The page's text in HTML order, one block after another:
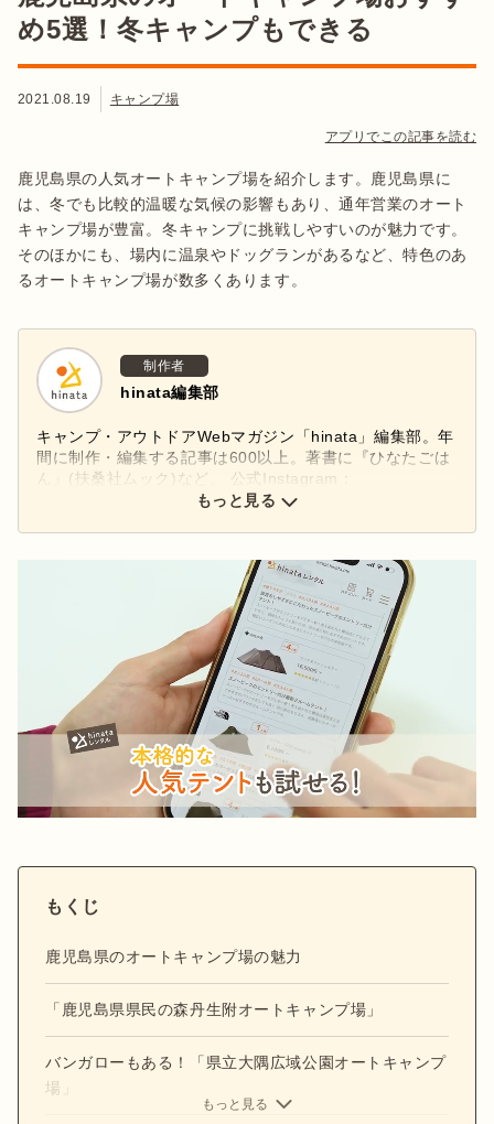
め5選！冬キャンプもできる
2021.08.19 キャンプ場
アプリでこの記事を読む
鹿児島県の人気オートキャンプ場を紹介します。鹿児島県に
は、冬でも比較的温暖な気候の影響もあり、通年営業のオート
キャンプ場が豊富。冬キャンプに挑戦しやすいのが魅力です。
そのほかにも、場内に温泉やドッグランがあるなど、特色のあ
るオートキャンプ場が数多くあります。
制作者
hinata編集部
キャンプ・アウトドアWebマガジン「hinata」編集部。年
間に制作・編集する記事は600以上。著書に『ひなたごは
ん』(扶桑社ムック)など。 公式Instagram：
もっと見る
もくじ
鹿児島県のオートキャンプ場の魅力
「鹿児島県県民の森丹生附オートキャンプ場」
バンガローもある！「県立大隅広域公園オートキャンプ
場」
もっと見る